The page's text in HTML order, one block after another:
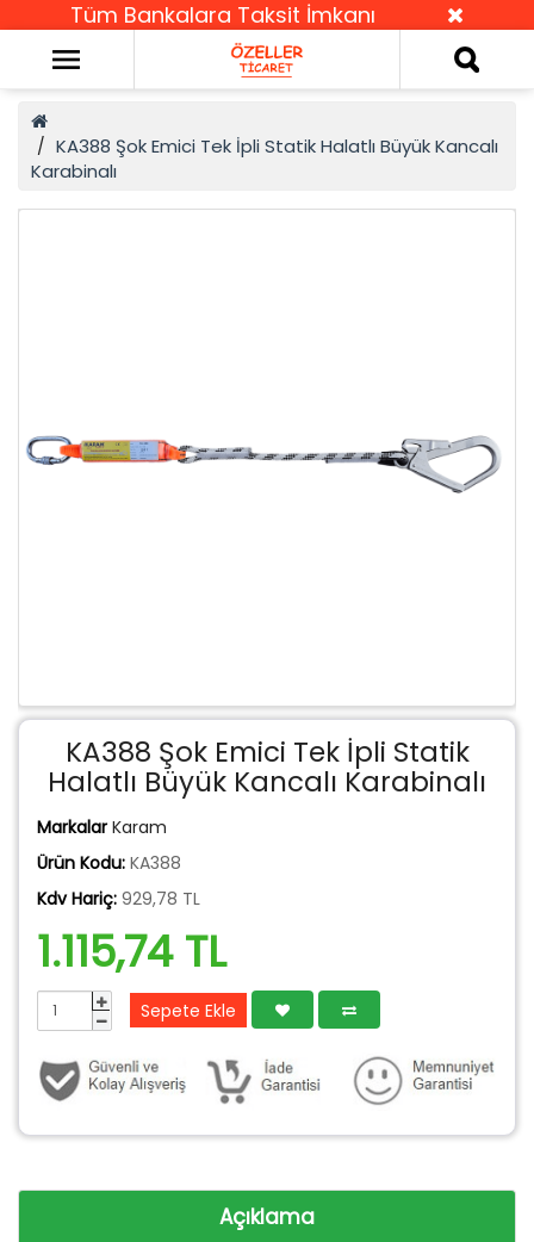
Tüm Bankalara Taksit İmkanı
KA388 Şok Emici Tek İpli Statik Halatlı Büyük Kancalı
Karabinalı
KA388 Şok Emici Tek İpli Statik
Halatlı Büyük Kancalı Karabinalı
Markalar Karam
Ürün Kodu: KA388
Kdv Hariç: 929,78 TL
1.115,74 TL
Sepete Ekle
Açıklama